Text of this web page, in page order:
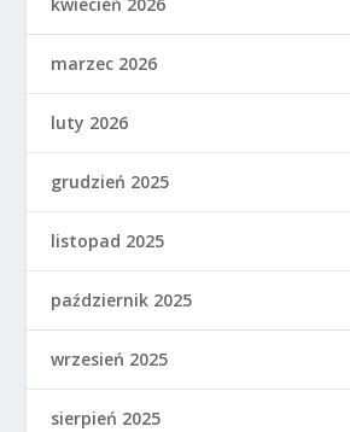
marzec 2026
luty 2026
grudzień 2025
listopad 2025
październik 2025
wrzesień 2025
sierpień 2025